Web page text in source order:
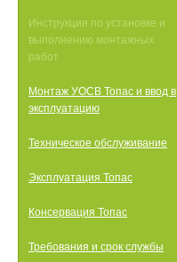
Инструкция по установке и
выполнению монтажных
работ
Монтаж УОСВ Топас и ввод в
эксплуатацию
Техническое обслуживание
Эксплуатация Топас
Консервация Топас
Требования и срок службы